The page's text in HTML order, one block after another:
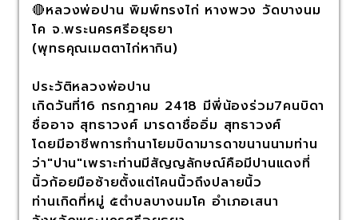
🔴หลวงพ่อปาน พิมพ์ทรงไก่ หางพวง วัดบางนม
โค จ.พระนครศรีอยุธยา
(พุทธคุณเมตตาไก่หากิน)
ประวัติหลวงพ่อปาน
เกิดวันที่16 กรกฎาคม 2418 มีพี่น้องร่วม7คนบิดา
ชื่ออาจ สุทธาวงศ์ มารดาชื่ออิ่ม สุทธาวงศ์
โดยมีอาชีพการทำนาโยมบิดามารดาขนานนามท่าน
ว่า"ปาน"เพราะท่านมีสัญญลักษณ์คือมีปานแดงที่
นิ้วก้อยมือซ้ายตั้งแต่โคนนิ้วถึงปลายนิ้ว
ท่านเกิดที่หมู่ ๕ตำบลบางนมโค อำเภอเสนา